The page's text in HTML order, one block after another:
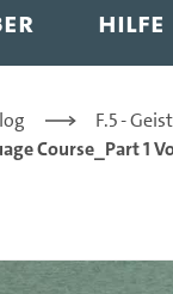
Hilfe
F.5 -
Course_Part 1